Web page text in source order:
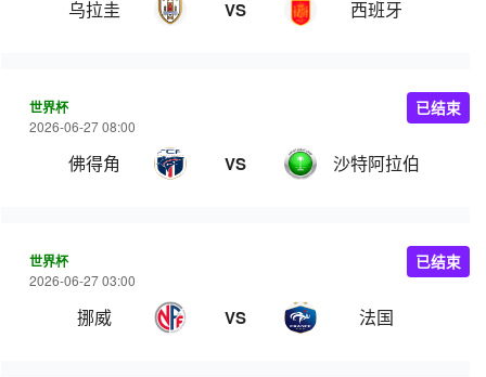
乌拉圭 VS 西班牙
世界杯
2026-06-27 08:00
佛得角 VS 沙特阿拉伯
已结束
世界杯
2026-06-27 03:00
挪威 VS 法国
已结束